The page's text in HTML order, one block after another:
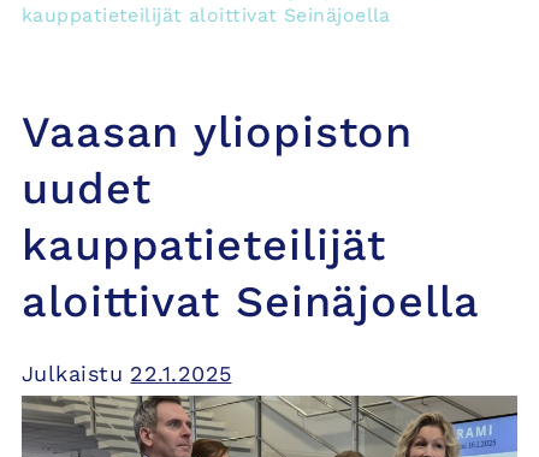
kauppatieteilijät aloittivat Seinäjoella
Vaasan yliopiston
uudet
kauppatieteilijät
aloittivat Seinäjoella
Julkaistu 22.1.2025